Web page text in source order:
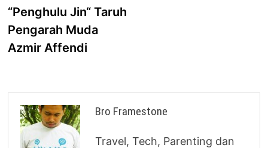
“Penghulu Jin“ Taruh
Pengarah Muda
Azmir Affendi
Bro Framestone
Travel, Tech, Parenting dan